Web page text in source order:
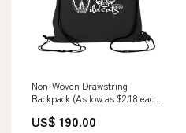
Non-Woven Drawstring
Backpack (As low as $2.18 each)
US$ 190.00